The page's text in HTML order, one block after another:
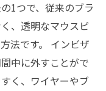
1つで、従来のブラ
、透明なマウスピ
法です。 インビザ
中に外すことがで
く、ワイヤーやブ